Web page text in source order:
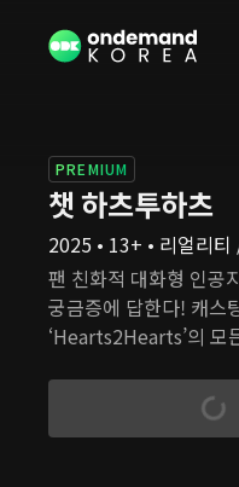
PREMIUM
챗 하츠투하츠
2025 • 13+ • 리얼리티
팬 친화적 대화형 인
궁금증에 답한다! 캐스
‘Hearts2Hearts’의 모